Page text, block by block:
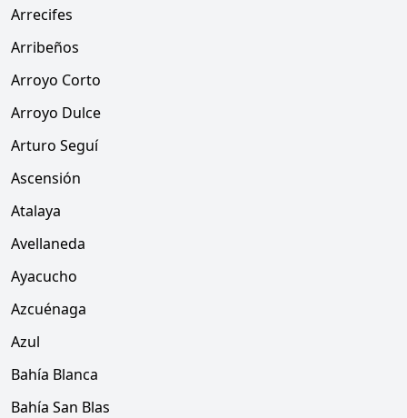
Arrecifes
Arribeños
Arroyo Corto
Arroyo Dulce
Arturo Seguí
Ascensión
Atalaya
Avellaneda
Ayacucho
Azcuénaga
Azul
Bahía Blanca
Bahía San Blas